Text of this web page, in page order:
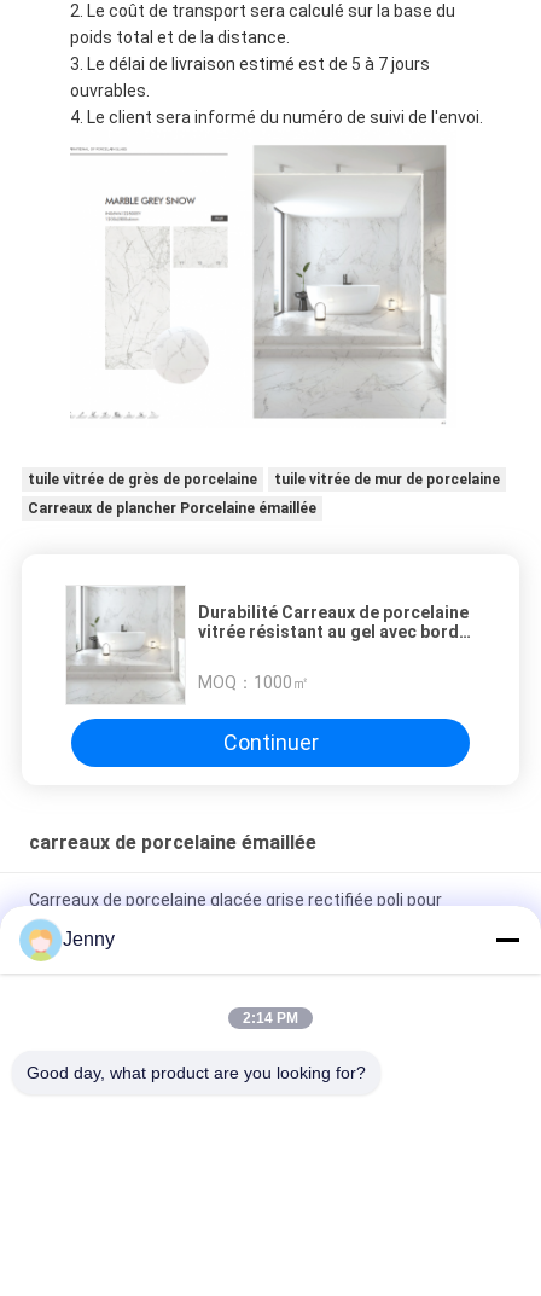
Le coût de transport sera calculé sur la base du
poids total et de la distance.
Le délai de livraison estimé est de 5 à 7 jours
ouvrables.
Le client sera informé du numéro de suivi de l'envoi.
tuile vitrée de grès de porcelaine
tuile vitrée de mur de porcelaine
Carreaux de plancher Porcelaine émaillée
Durabilité Carreaux de porcelaine
vitrée résistant au gel avec bord
MOQ： 1000㎡
Continuer
carreaux de porcelaine émaillée
Carreaux de porcelaine glacée grise rectifiée poli pour
résidentiel / commercial
Carreaux de porcelaine rectifiée glacée brillante avec finition
polie à faible absorption d'eau
corps entier Matte Finition Avec 0,05% d'absorption d'eau
Jenny
2:14 PM
Good day, what product are you looking for?